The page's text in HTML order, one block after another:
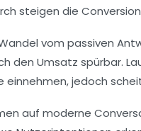
steigen die
vom passiven
den Umsatz spürbar.
einnehmen, jedoch
auf moderne